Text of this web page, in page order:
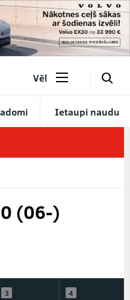
Ietaupi naudu
Vēl 🔎
(06-)